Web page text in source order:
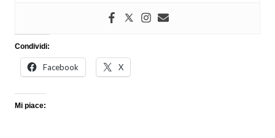
Condividi:
Facebook X
Mi piace: